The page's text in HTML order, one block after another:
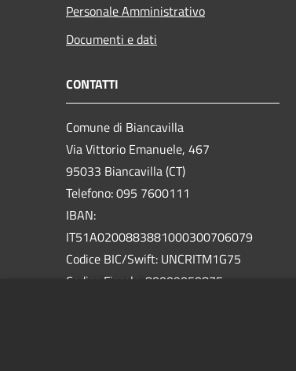
Personale Amministrativo
Documenti e dati
CONTATTI
Comune di Biancavilla
Via Vittorio Emanuele, 467
95033 Biancavilla (CT)
Telefono: 095 7600111
IBAN:
IT51A0200883881000300706079
Codice BIC/Swift: UNCRITM1G75
Codice Fiscale: 80009050875